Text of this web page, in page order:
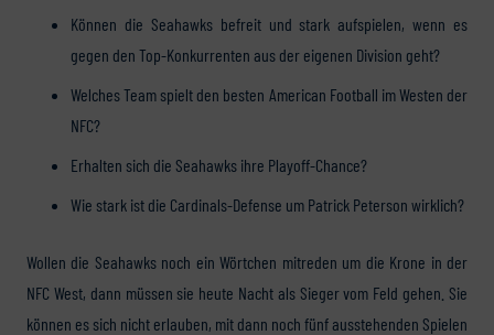
Können die Seahawks befreit und stark aufspielen, wenn es
gegen den Top-Konkurrenten aus der eigenen Division geht?
Welches Team spielt den besten American Football im Westen der
NFC?
Erhalten sich die Seahawks ihre Playoff-Chance?
Wie stark ist die Cardinals-Defense um Patrick Peterson wirklich?
Wollen die Seahawks noch ein Wörtchen mitreden um die Krone in der
NFC West, dann müssen sie heute Nacht als Sieger vom Feld gehen. Sie
können es sich nicht erlauben, mit dann noch fünf ausstehenden Spielen